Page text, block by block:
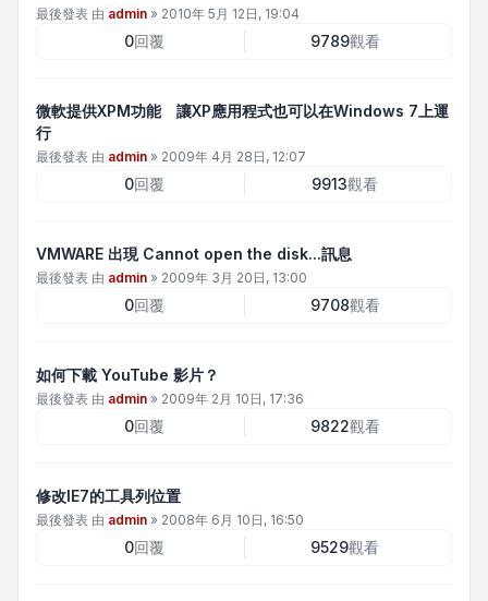
最後發表 由 admin » 2010年 5月 12日, 19:04
0回覆 9789觀看
微軟提供XPM功能 讓XP應用程式也可以在Windows 7上運
行
最後發表 由 admin » 2009年 4月 28日, 12:07
0回覆 9913觀看
VMWARE 出現 Cannot open the disk...訊息
最後發表 由 admin » 2009年 3月 20日, 13:00
0回覆 9708觀看
如何下載 YouTube 影片？
最後發表 由 admin » 2009年 2月 10日, 17:36
0回覆 9822觀看
修改IE7的工具列位置
最後發表 由 admin » 2008年 6月 10日, 16:50
0回覆 9529觀看